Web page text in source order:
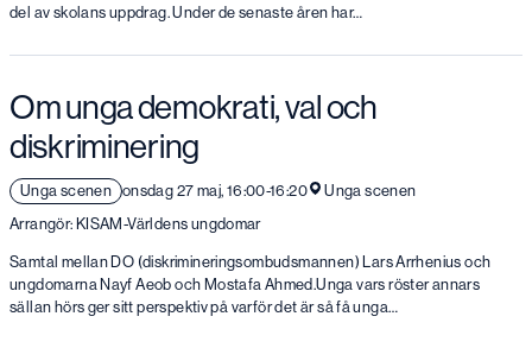
del av skolans uppdrag. Under de senaste åren har…
Om unga demokrati, val och
diskriminering
Unga scenen onsdag 27 maj, 16:00-16:20
Unga scenen
Arrangör: KISAM-Världens ungdomar
Samtal mellan DO (diskrimineringsombudsmannen) Lars Arrhenius och
ungdomarna Nayf Aeob och Mostafa Ahmed.Unga vars röster annars
sällan hörs ger sitt perspektiv på varför det är så få unga…